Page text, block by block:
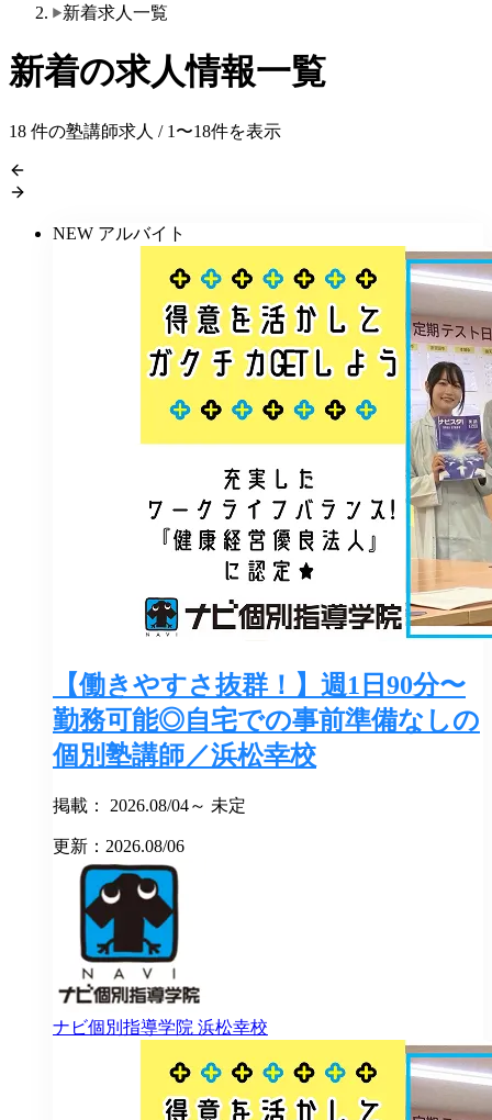
新着求人一覧
新着の求人情報一覧
18 件の塾講師求人 / 1〜18件を表示
NEW アルバイト
【働きやすさ抜群！】週1日90分〜
勤務可能◎自宅での事前準備なしの
個別塾講師／浜松幸校
掲載： 2026.08/04～ 未定
更新：2026.08/06
ナビ個別指導学院 浜松幸校